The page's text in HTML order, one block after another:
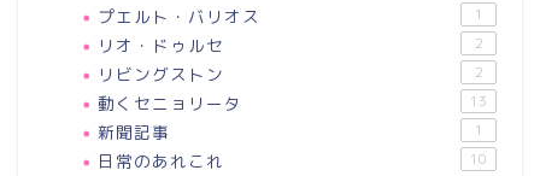
プエルト・バリオス 1
リオ・ドゥルセ 2
リビングストン 2
動くセニョリータ 13
新聞記事 1
日常のあれこれ 10